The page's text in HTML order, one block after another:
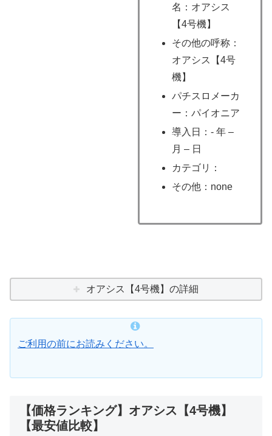
名：オアシス
【4号機】
その他の呼称：
オアシス【4号
機】
パチスロメーカ
ー：パイオニア
導入日：- 年 –
月 – 日
カテゴリ：
その他：none
オアシス【4号機】の詳細
ご利用の前にお読みください。
【価格ランキング】オアシス【4号機】
【最安値比較】